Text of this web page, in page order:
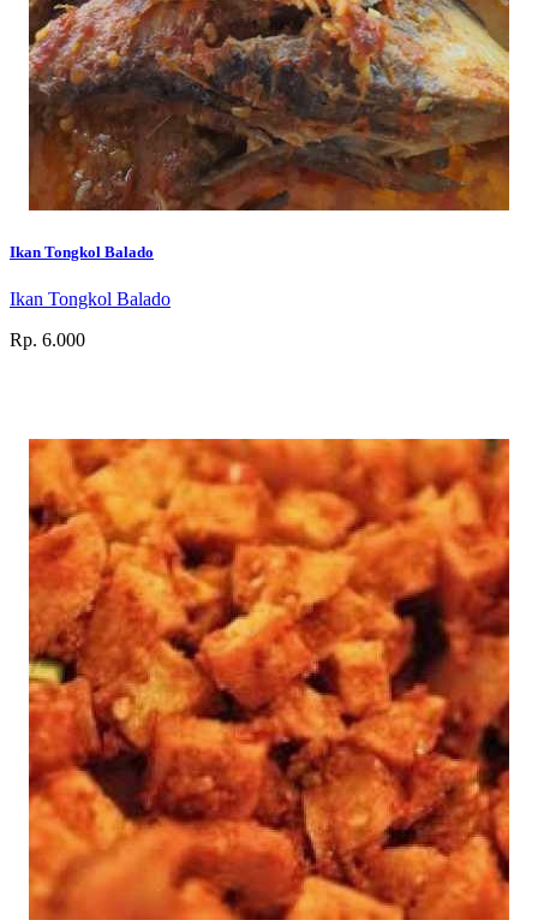
Ikan Tongkol Balado
Ikan Tongkol Balado
Rp. 6.000